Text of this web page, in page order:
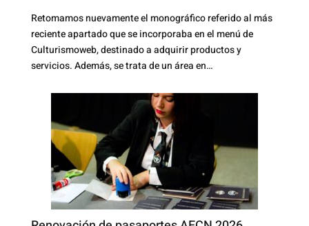
Retomamos nuevamente el monográfico referido al más
reciente apartado que se incorporaba en el menú de
Culturismoweb, destinado a adquirir productos y
servicios. Además, se trata de un área en…